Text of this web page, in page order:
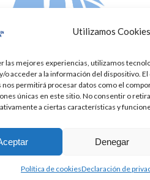
Utilizamos Cookies
las mejores experiencias, utilizamos
o acceder a la información del dispositivo.
nos permitirá procesar datos como el
únicas en este sitio. No consentir o
a ciertas características y
Denegar
Política de cookiesDeclaración de